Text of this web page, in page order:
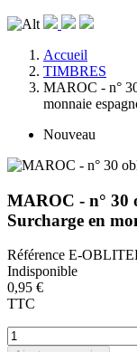
Accueil
TIMBRES
MAROC - n°
monnaie
Nouveau
MAROC - n° 30
Surcharge en
Référence E-
Indisponible
0,95 €
TTC